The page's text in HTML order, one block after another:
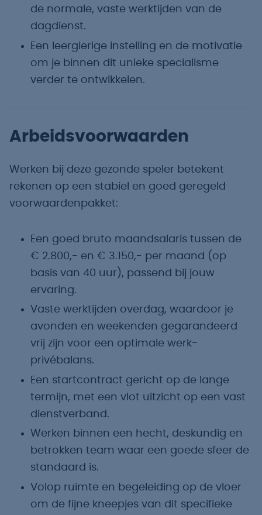
de normale, vaste werktijden van de
dagdienst.
Een leergierige instelling en de motivatie
om je binnen dit unieke specialisme
verder te ontwikkelen.
Arbeidsvoorwaarden
Werken bij deze gezonde speler betekent
rekenen op een stabiel en goed geregeld
voorwaardenpakket:
Een goed bruto maandsalaris tussen de
€ 2.800,- en € 3.150,- per maand (op
basis van 40 uur), passend bij jouw
ervaring.
Vaste werktijden overdag, waardoor je
avonden en weekenden gegarandeerd
vrij zijn voor een optimale werk-
privébalans.
Een startcontract gericht op de lange
termijn, met een vlot uitzicht op een vast
dienstverband.
Werken binnen een hecht, deskundig en
betrokken team waar een goede sfeer de
standaard is.
Volop ruimte en begeleiding op de vloer
om de fijne kneepjes van dit specifieke